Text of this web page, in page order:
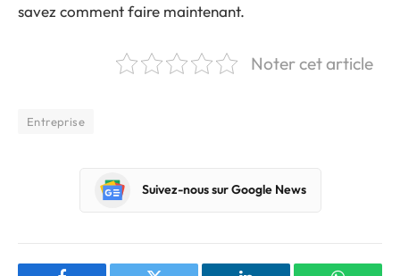
savez comment faire maintenant.
Noter cet article
Entreprise
Suivez-nous sur Google News